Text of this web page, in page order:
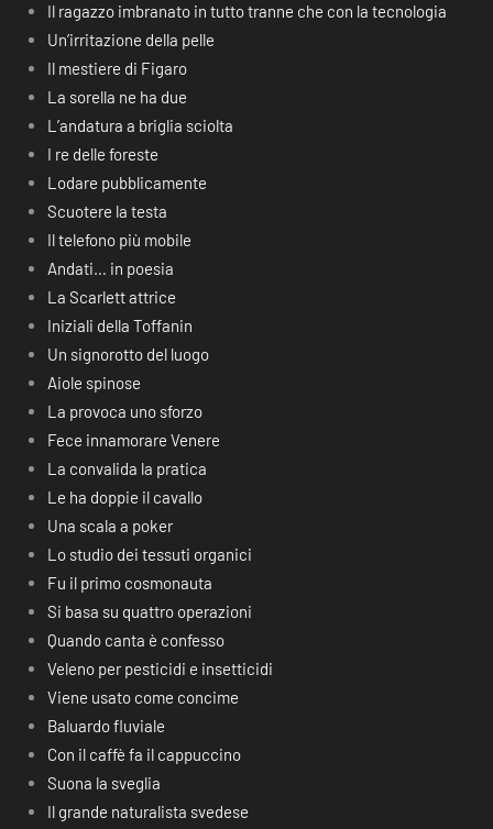
Il ragazzo imbranato in tutto tranne che con la tecnologia
Un’irritazione della pelle
Il mestiere di Figaro
La sorella ne ha due
L’andatura a briglia sciolta
I re delle foreste
Lodare pubblicamente
Scuotere la testa
Il telefono più mobile
Andati… in poesia
La Scarlett attrice
Iniziali della Toffanin
Un signorotto del luogo
Aiole spinose
La provoca uno sforzo
Fece innamorare Venere
La convalida la pratica
Le ha doppie il cavallo
Una scala a poker
Lo studio dei tessuti organici
Fu il primo cosmonauta
Si basa su quattro operazioni
Quando canta è confesso
Veleno per pesticidi e insetticidi
Viene usato come concime
Baluardo fluviale
Con il caffè fa il cappuccino
Suona la sveglia
Il grande naturalista svedese